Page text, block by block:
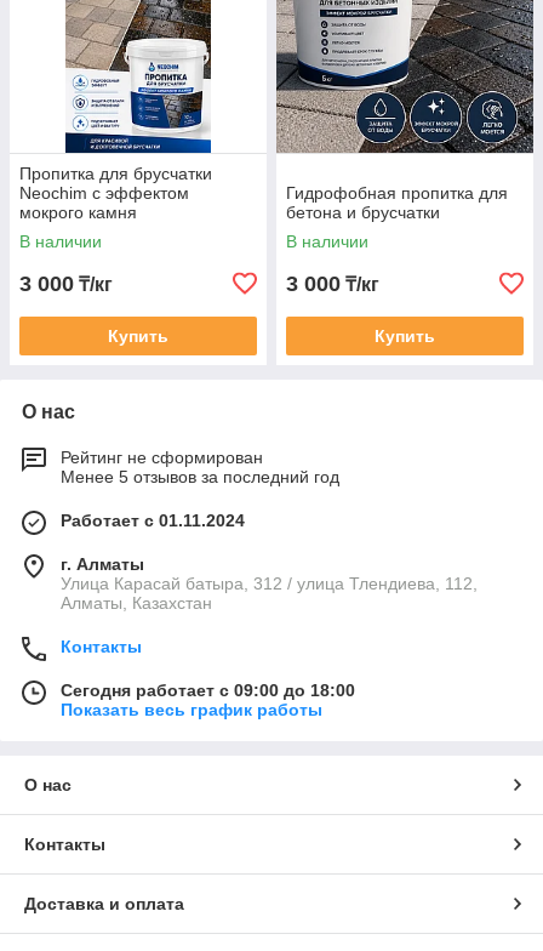
Пропитка для брусчатки
Neochim с эффектом
мокрого камня
В наличии
3 000 ₸/кг
Купить
Гидрофобная пропитка для
бетона и брусчатки
В наличии
3 000 ₸/кг
Купить
О нас
Рейтинг не сформирован
Менее 5 отзывов за последний год
Работает с 01.11.2024
г. Алматы
Улица Карасай батыра, 312 / улица Тлендиева, 112,
Алматы, Казахстан
Контакты
Сегодня работает с 09:00 до 18:00
Показать весь график работы
О нас
Контакты
Доставка и оплата